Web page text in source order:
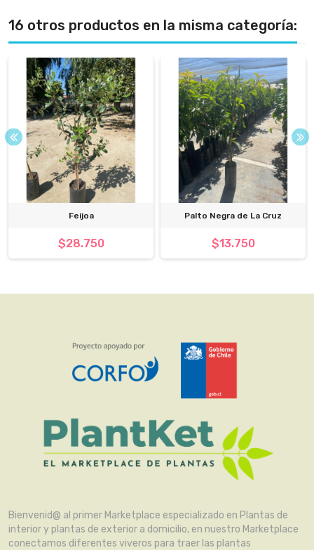
16 otros productos en la misma categoría:
Feijoa
$28.750
Palto Negra de La Cruz
$13.750
Bienvenid@ al primer Marketplace especializado en Plantas de
interior y plantas de exterior a domicilio, en nuestro Marketplace
conectamos diferentes viveros para traer las plantas